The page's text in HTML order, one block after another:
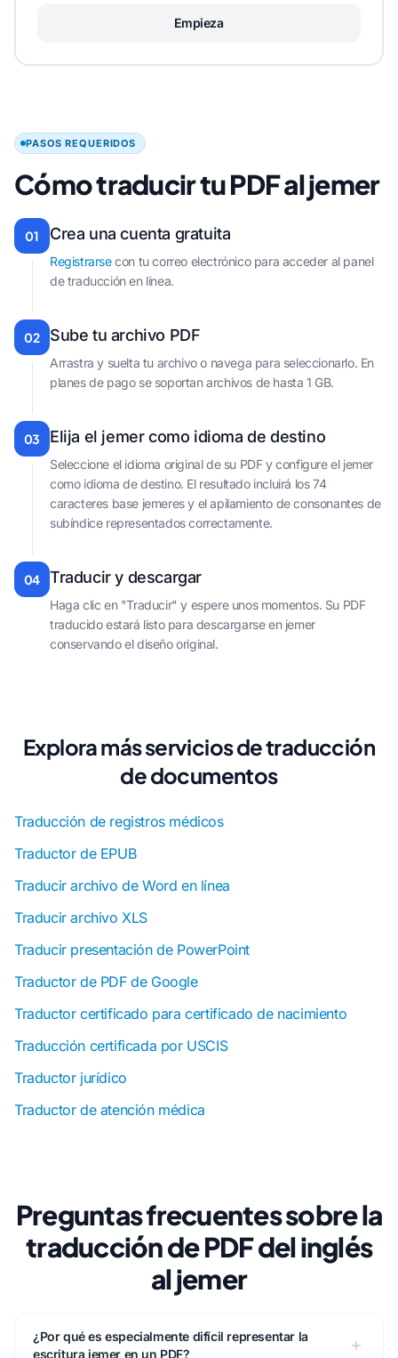
Empieza
PASOS REQUERIDOS
Cómo traducir tu PDF al jemer
01 Crea una cuenta gratuita
Registrarsecon tu correo electrónico para acceder al panel
de traducción en línea.
02 Sube tu archivo PDF
Arrastra y suelta tu archivo o navega para seleccionarlo. En
planes de pago se soportan archivos de hasta 1 GB.
03 Elija el jemer como idioma de destino
Seleccione el idioma original de su PDF y configure el jemer
como idioma de destino. El resultado incluirá los 74
caracteres base jemeres y el apilamiento de consonantes de
subíndice representados correctamente.
04 Traducir y descargar
Haga clic en "Traducir" y espere unos momentos. Su PDF
traducido estará listo para descargarse en jemer
conservando el diseño original.
Explora más servicios de traducción
de documentos
Traducción de registros médicos
Traductor de EPUB
Traducir archivo de Word en línea
Traducir archivo XLS
Traducir presentación de PowerPoint
Traductor de PDF de Google
Traductor certificado para certificado de nacimiento
Traducción certificada por USCIS
Traductor jurídico
Traductor de atención médica
Preguntas frecuentes sobre la
traducción de PDF del inglés
al jemer
¿Por qué es especialmente difícil representar la
escritura jemer en un PDF?